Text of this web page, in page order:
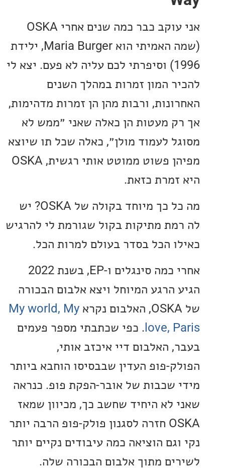
אני עוקב כבר כמה שנים אחרי OSKA
(שמה האמיתי הוא Maria Burger, ילידת
1996) וסיפרתי לכם עליה לא פעם. יצא לי
המון זמרות במהלך השנים
ורבות מהן הן זמרות מדהימות,
מעטות הן כאלה שאני ״ממש לא
לעמוד מולן״, כאלה שכל תו שיוצא
מפיהן פשוט ממוטט אותי רגשית, OSKA
כזאת.
מה כל כך מיוחד בקולה של OSKA? יש
מתיקות בקול שגורמת לי להרגיש
הכל בסדר בעולם למרות הכל.
אחרי כמה סינגלים ו-EP, בשנת 2022
הרגע המיוחל ויצא אלבום הבכורה
My world, My
love,. כפי שכתבתי מספר פעמים
האלבום דיי איכזב אותי,
פופ העדין שבבסיסו הוחבא ביותר
שכבות של אובר-הפקת פופ. כנראה
לא היחיד שחשב כך, מכיוון שמאז
OSKA חזרה לסגנון פולק-פופ הרבה יותר
הוציאה כמה עיבודים נקיים יותר
מתוך אלבום הבכורה שלה.